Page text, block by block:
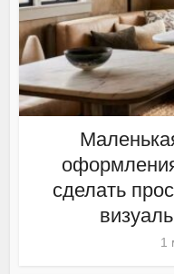
сделать
1